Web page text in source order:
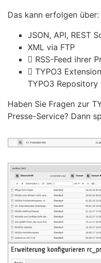
Das kann erfolgen über:
JSON, API, REST
XML via FTP
RSS-Feed ihrer
TYPO3
TYPO3 Repository
Haben Sie Fragen zur
Presse-Service? Dann